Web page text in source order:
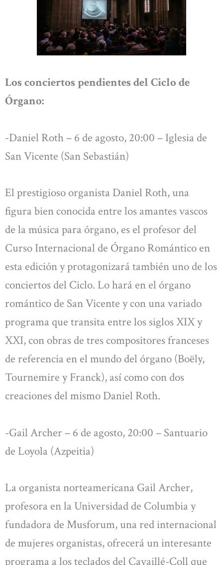
Los conciertos pendientes del Ciclo de
Órgano:
-Daniel Roth – 6 de agosto, 20:00 – Iglesia de
San Vicente (San Sebastián)
El prestigioso organista Daniel Roth, una
figura bien conocida entre los amantes vascos
de la música para órgano, es el profesor del
Curso Internacional de Órgano Romántico en
esta edición y protagonizará también uno de los
conciertos del Ciclo. Lo hará en el órgano
romántico de San Vicente y con una variado
programa que transita entre los siglos XIX y
XXI, con obras de tres compositores franceses
de referencia en el mundo del órgano (Boëly,
Tournemire y Franck), así como con dos
creaciones del mismo Daniel Roth.
-Gail Archer – 6 de agosto, 20:00 – Santuario
de Loyola (Azpeitia)
La organista norteamericana Gail Archer,
profesora en la Universidad de Columbia y
fundadora de Musforum, una red internacional
de mujeres organistas, ofrecerá un interesante
programa a los teclados del Cavaillé-Coll que